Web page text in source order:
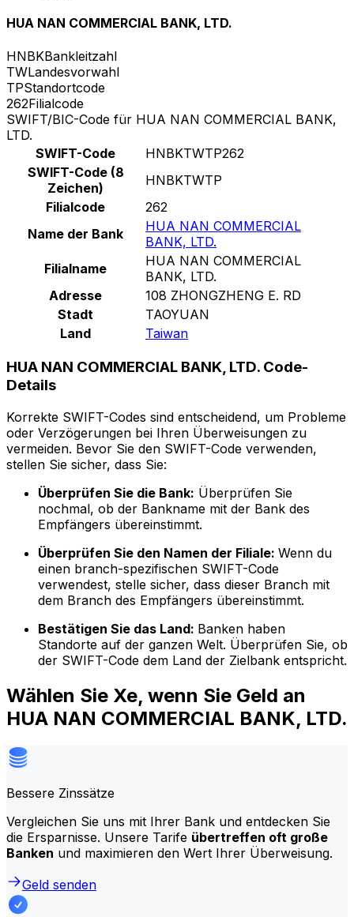
HUA NAN COMMERCIAL BANK, LTD.
HNBKBankleitzahl
TWLandesvorwahl
TPStandortcode
262Filialcode
SWIFT/BIC-Code für HUA NAN COMMERCIAL BANK,
LTD.
SWIFT-Code
HNBKTWTP262
SWIFT-Code (8
Zeichen)
HNBKTWTP
Filialcode
262
Name der Bank
HUA NAN COMMERCIAL
BANK, LTD.
Filialname
HUA NAN COMMERCIAL
BANK, LTD.
Adresse
108 ZHONGZHENG E. RD
Stadt
TAOYUAN
Land
Taiwan
HUA NAN COMMERCIAL BANK, LTD. Code-
Details
Korrekte SWIFT-Codes sind entscheidend, um Probleme
oder Verzögerungen bei Ihren Überweisungen zu
vermeiden. Bevor Sie den SWIFT-Code verwenden,
stellen Sie sicher, dass Sie:
Überprüfen Sie die Bank: Überprüfen Sie
nochmal, ob der Bankname mit der Bank des
Empfängers übereinstimmt.
Überprüfen Sie den Namen der Filiale: Wenn du
einen branch-spezifischen SWIFT-Code
verwendest, stelle sicher, dass dieser Branch mit
dem Branch des Empfängers übereinstimmt.
Bestätigen Sie das Land: Banken haben
Standorte auf der ganzen Welt. Überprüfen Sie, ob
der SWIFT-Code dem Land der Zielbank entspricht.
Wählen Sie Xe, wenn Sie Geld an
HUA NAN COMMERCIAL BANK, LTD.
Bessere Zinssätze
Vergleichen Sie uns mit Ihrer Bank und entdecken Sie
die Ersparnisse. Unsere Tarife übertreffen oft große
Banken und maximieren den Wert Ihrer Überweisung.
Geld senden